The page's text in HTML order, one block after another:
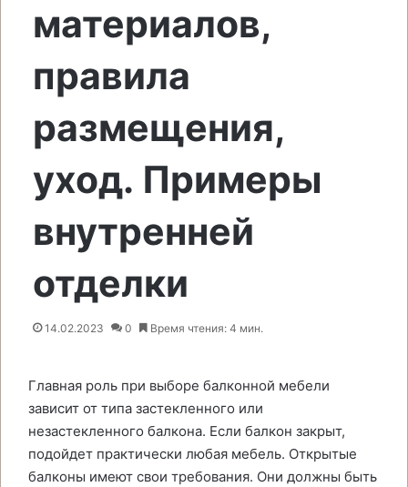
материалов,
правила
размещения,
уход. Примеры
внутренней
отделки
14.02.2023 0 Время чтения: 4 мин.
Главная роль при выборе балконной мебели
зависит от типа застекленного или
незастекленного балкона. Если балкон закрыт,
подойдет практически любая мебель. Открытые
балконы имеют свои требования. Они должны быть